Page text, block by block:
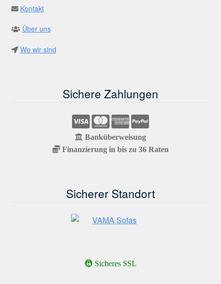
Kontakt
Über uns
Wo wir sind
Sichere Zahlungen
Banküberweisung
Finanzierung in bis zu 36 Raten
Sicherer Standort
Sicheres SSL